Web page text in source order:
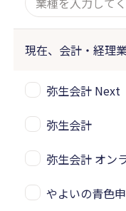
現在、会計・経理
弥生会計 Next
弥生会計
弥生会計 オン
やよいの青色